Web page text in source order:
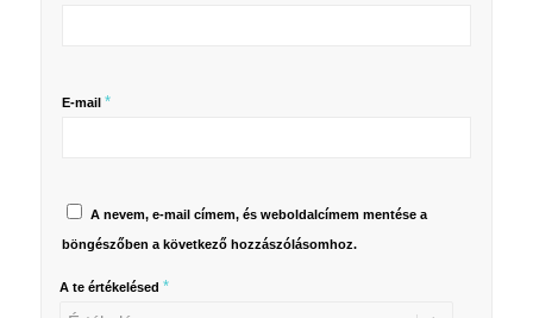
E-mail *
A nevem, e-mail címem, és weboldalcímem mentése a
böngészőben a következő hozzászólásomhoz.
A te értékelésed *